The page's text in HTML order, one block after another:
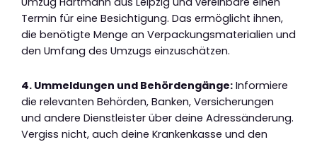
Termin für eine Besichtigung. Das ermöglicht ihnen,
die benötigte Menge an Verpackungsmaterialien und
den Umfang des Umzugs einzuschätzen.
4. Ummeldungen und Behördengänge: Informiere
die relevanten Behörden, Banken, Versicherungen
und andere Dienstleister über deine Adressänderung.
Vergiss nicht, auch deine Krankenkasse und den